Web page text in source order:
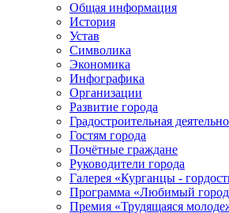
Общая информация
История
Устав
Символика
Экономика
Инфографика
Организации
Развитие города
Градостроительная
Гостям города
Почётные граждане
Руководители города
Галерея «Курганцы -
Программа «Любимый
Премия «Трудящаяся